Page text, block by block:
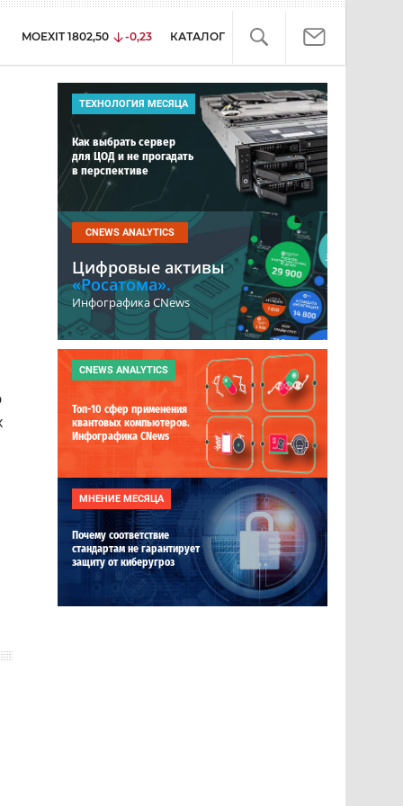
MOEXIT 1802,50 -0,23 КАТАЛОГ
ТЕХНОЛОГИЯ МЕСЯЦА
Как выбрать сервер
для ЦОД и не прогадать
в перспективе
CNEWS ANALYTICS
Цифровые активы
«Росатома».
Инфографика CNews
CNEWS ANALYTICS
Топ-10 сфер применения
квантовых компьютеров.
Инфографика CNews
МНЕНИЕ МЕСЯЦА
Почему соответствие
стандартам не гарантирует
защиту от киберугроз